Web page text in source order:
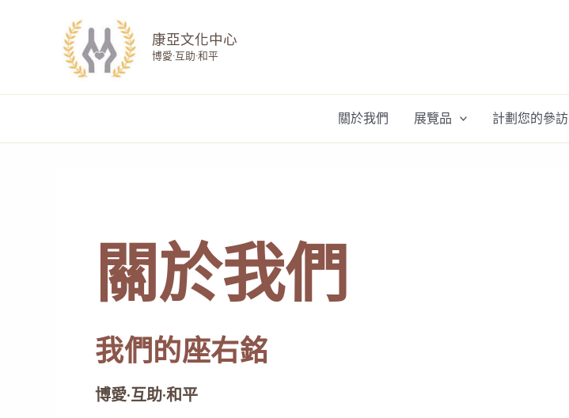
康亞文化中心
博愛·互助·和平
關於我們 展覽品 計劃您的參訪
關於我們
我們的座右銘
博愛·互助·和平